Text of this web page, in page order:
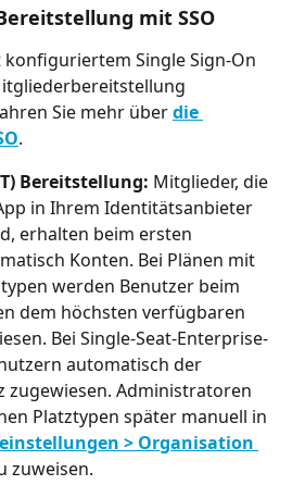
mit SSO
Single Sign-On
Sie mehr über die
.
Bereitstellung: Mitglieder, die
in Ihrem Identitätsanbieter
erhalten beim ersten
Konten. Bei Plänen mit
werden Benutzer beim
dem höchsten verfügbaren
Bei Single-Seat-Enterprise-
automatisch der
zugewiesen. Administratoren
Platztypen später manuell in
> Organisation
zuweisen.